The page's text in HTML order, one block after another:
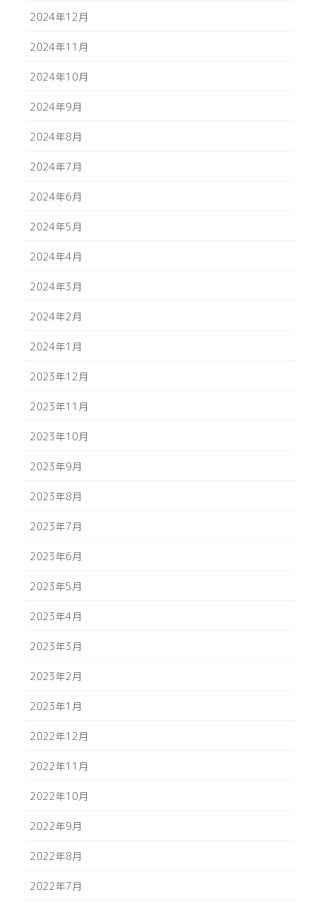
2024年12月
2024年11月
2024年10月
2024年9月
2024年8月
2024年7月
2024年6月
2024年5月
2024年4月
2024年3月
2024年2月
2024年1月
2023年12月
2023年11月
2023年10月
2023年9月
2023年8月
2023年7月
2023年6月
2023年5月
2023年4月
2023年3月
2023年2月
2023年1月
2022年12月
2022年11月
2022年10月
2022年9月
2022年8月
2022年7月